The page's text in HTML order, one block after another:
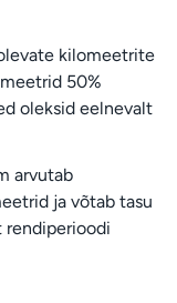
kilomeetrite
50%
oleksid eelnevalt
arvutab
ja võtab tasu
rendiperioodi